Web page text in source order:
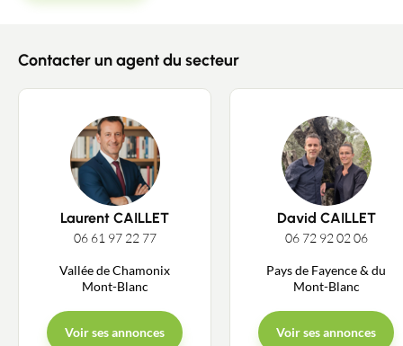
Contacter un agent du secteur
Laurent CAILLET
06 61 97 22 77
Vallée de Chamonix
Mont-Blanc
Voir ses annonces
David CAILLET
06 72 92 02 06
Pays de Fayence & du
Mont-Blanc
Voir ses annonces